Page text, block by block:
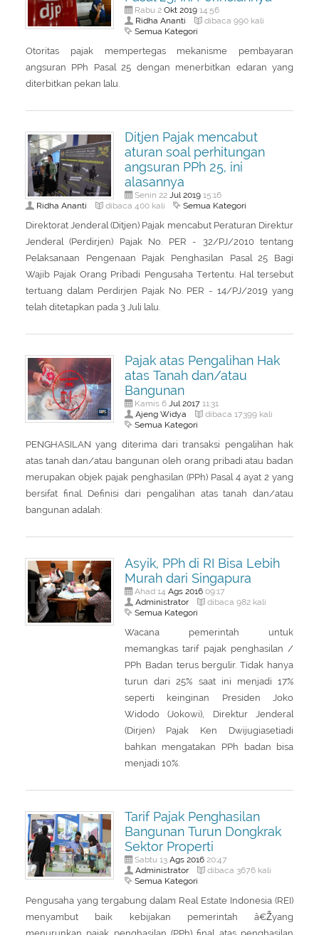
Rabu 2 Okt 201914:56
Ridha Ananti dibaca 990 kali
Semua Kategori
Otoritas pajak mempertegas mekanisme pembayaran
angsuran PPh Pasal 25 dengan menerbitkan edaran yang
diterbitkan pekan lalu.
Ditjen Pajak mencabut
aturan soal perhitungan
angsuran PPh 25, ini
alasannya
Senin 22 Jul 201915:16
Ridha Ananti dibaca 400 kali Semua Kategori
Direktorat Jenderal (Ditjen) Pajak mencabut Peraturan Direktur
Jenderal (Perdirjen) Pajak No. PER - 32/PJ/2010 tentang
Pelaksanaan Pengenaan Pajak Penghasilan Pasal 25 Bagi
Wajib Pajak Orang Pribadi Pengusaha Tertentu. Hal tersebut
tertuang dalam Perdirjen Pajak No. PER - 14/PJ/2019 yang
telah ditetapkan pada 3 Juli lalu.
Pajak atas Pengalihan Hak
atas Tanah dan/atau
Bangunan
Kamis 6 Jul 201711:31
Ajeng Widya dibaca 17399 kali
Semua Kategori
PENGHASILAN yang diterima dari transaksi pengalihan hak
atas tanah dan/atau bangunan oleh orang pribadi atau badan
merupakan objek pajak penghasilan (PPh) Pasal 4 ayat 2 yang
bersifat final. Definisi dari pengalihan atas tanah dan/atau
bangunan adalah:
Asyik, PPh di RI Bisa Lebih
Murah dari Singapura
Ahad 14 Ags 201609:17
Administrator dibaca 982 kali
Semua Kategori
Wacana pemerintah untuk
memangkas tarif pajak penghasilan /
PPh Badan terus bergulir. Tidak hanya
turun dari 25% saat ini menjadi 17%
seperti keinginan Presiden Joko
Widodo (Jokowi), Direktur Jenderal
(Dirjen) Pajak Ken Dwijugiasetiadi
bahkan mengatakan PPh badan bisa
menjadi 10%.
Tarif Pajak Penghasilan
Bangunan Turun Dongkrak
Sektor Properti
Sabtu 13 Ags 201620:47
Administrator dibaca 3676 kali
Semua Kategori
Pengusaha yang tergabung dalam Real Estate Indonesia (REI)
menyambut baik kebijakan pemerintah â€Žyang